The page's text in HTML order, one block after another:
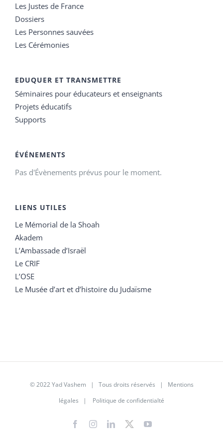
Les Justes de France
Dossiers
Les Personnes sauvées
Les Cérémonies
EDUQUER ET TRANSMETTRE
Séminaires pour éducateurs et enseignants
Projets éducatifs
Supports
ÉVÉNEMENTS
Pas d'Évènements prévus pour le moment.
LIENS UTILES
Le Mémorial de la Shoah
Akadem
L’Ambassade d’Israël
Le CRIF
L’OSE
Le Musée d’art et d’histoire du Judaïsme
© 2022 Yad Vashem | Tous droits réservés | Mentions
légales | Politique de confidentialté
FacebookInstagramLinkedIn
X YouTube